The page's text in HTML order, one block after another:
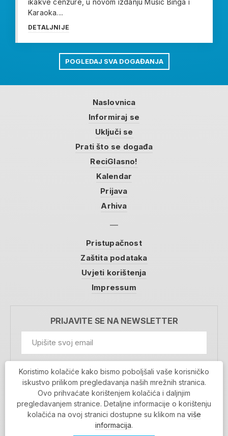
Karaoka....
DETALJNIJE
POGLEDAJ SVA DOGAĐANJA
Naslovnica
Informiraj se
Uključi se
Prati što se događa
ReciGlasno!
Kalendar
Prijava
Arhiva
Pristupačnost
Zaštita podataka
Uvjeti korištenja
Impressum
PRIJAVITE SE NA NEWSLETTER
Prihvaćam da se moji podaci spremaju u bazu
podataka i koriste u svrhu slanja MojaRijeka
newslettera
MOJARIJEKA NEWSLETTER
PRIJAVI SE
Koristimo kolačiće kako bismo poboljšali vaše korisničko
iskustvo prilikom pregledavanja naših mrežnih stranica.
Ovo prihvaćate korištenjem kolačića i daljnjim
pregledavanjem stranice. Detaljne informacije o korištenju
kolačića na ovoj stranici dostupne su klikom na više
informacija.